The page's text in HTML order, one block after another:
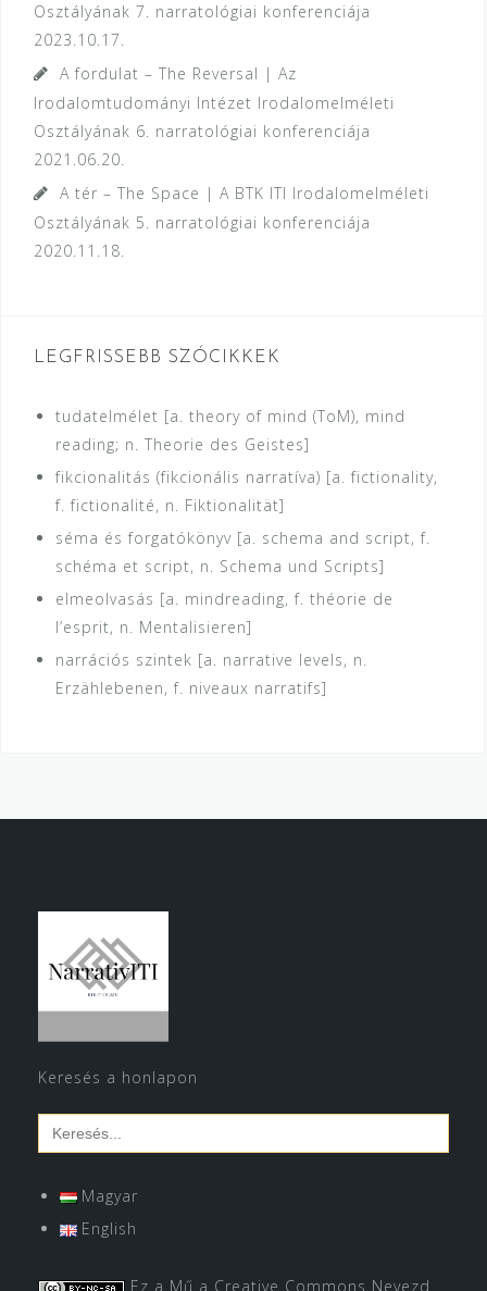
Osztályának 7. narratológiai konferenciája
2023.10.17.
A fordulat – The Reversal | Az
Irodalomtudományi Intézet Irodalomelméleti
Osztályának 6. narratológiai konferenciája
2021.06.20.
A tér – The Space | A BTK ITI Irodalomelméleti
Osztályának 5. narratológiai konferenciája
2020.11.18.
LEGFRISSEBB SZÓCIKKEK
tudatelmélet [a. theory of mind (ToM), mind
reading; n. Theorie des Geistes]
fikcionalitás (fikcionális narratíva) [a. fictionality,
f. fictionalité, n. Fiktionalität]
séma és forgatókönyv [a. schema and script, f.
schéma et script, n. Schema und Scripts]
elmeolvasás [a. mindreading, f. théorie de
l’esprit, n. Mentalisieren]
narrációs szintek [a. narrative levels, n.
Erzählebenen, f. niveaux narratifs]
Keresés a honlapon
Search
for:
Magyar
English
Ez a Mű a Creative Commons Nevezd